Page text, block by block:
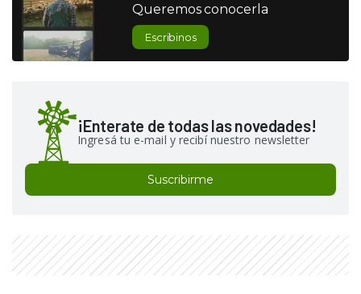
Queremos conocerla
Escribinos
¡Enterate de todas las novedades!
Ingresá tu e-mail y recibí nuestro newsletter
Suscribirme